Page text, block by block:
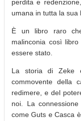
perdita e
umana in tutta la sua
È un libro raro
malinconia così
essere stato.
La storia di Zeke
commovente della
redimere, e del
noi. La
come Guts e Casca